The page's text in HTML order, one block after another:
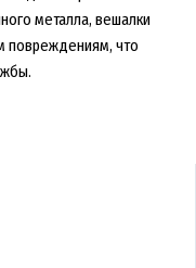
металла, вешалки
повреждениям, что